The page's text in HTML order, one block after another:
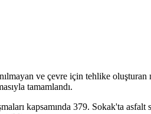
ve çevre için tehlike oluşturan
tamamlandı.
kapsamında 379. Sokak'ta